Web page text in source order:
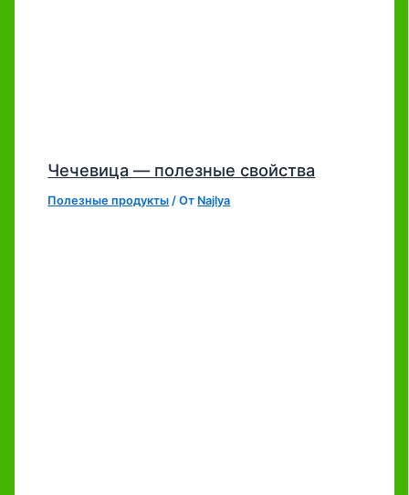
Чечевица — полезные свойства
Полезные продукты / От Najlya